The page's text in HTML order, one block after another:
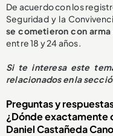
De acuerdo con los
Seguridad y la
se cometieron con
entre 18 y 24 años.
Si te interesa este
relacionados en la
Preguntas y
¿Dónde exactamente
Daniel Castañeda